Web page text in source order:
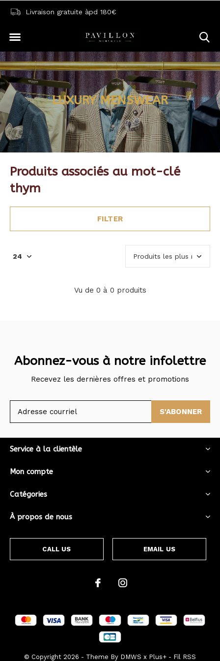
Livraison gratuite àpd 180€
LUXURY MENSWEAR
Produits associés au mot-clé
thym
FILTER
Vu de 0 à 0 produits
Abonnez-vous à notre infolettre
Recevez les dernières offres et promotions
S'ABONNER
Service à la clientèle
Mon compte
Catégories
À propos de nous
CALL US EMAIL US
© Copyright 2026 - Theme By DMWS x Plus+ - Fil RSS